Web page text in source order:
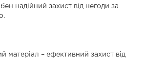
надійний захист від негоди за
матеріал – ефективний захист від